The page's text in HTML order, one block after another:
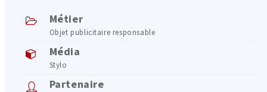
Métier
Objet publicitaire responsable
Média
Stylo
Partenaire